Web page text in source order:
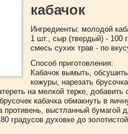
кабачок
Ингредиенты: молодой
1 шт., сыр (твердый) - 100
смесь сухих трав - по
Способ приготовления:
Кабачок вымыть,
кожуры, нарезать
на мелкой терке, добавить
кабачка обмакнуть в
противень, выстланный бумагой
градусов духовке до